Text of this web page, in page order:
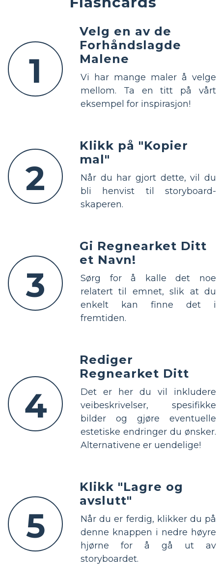
1
Velg en av de
Forhåndslagde
Malene
Vi har mange maler å velge
mellom. Ta en titt på vårt
eksempel for inspirasjon!
2
Klikk på "Kopier
mal"
Når du har gjort dette, vil du
bli henvist til storyboard-
skaperen.
3
Gi Regnearket Ditt
et Navn!
Sørg for å kalle det noe
relatert til emnet, slik at du
enkelt kan finne det i
fremtiden.
4
Rediger
Regnearket Ditt
Det er her du vil inkludere
veibeskrivelser, spesifikke
bilder og gjøre eventuelle
estetiske endringer du ønsker.
Alternativene er uendelige!
5
Klikk "Lagre og
avslutt"
Når du er ferdig, klikker du på
denne knappen i nedre høyre
hjørne for å gå ut av
storyboardet.